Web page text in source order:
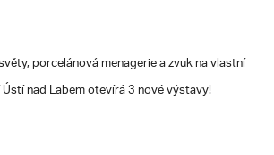
porcelánová menagerie a zvuk na vlastní
nad Labem otevírá 3 nové výstavy!